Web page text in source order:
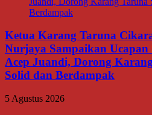
Ketua Karang Taruna
Nurjaya Sampaikan
Acep Juandi, Dorong
Solid dan Berdampak
5 Agustus 2026